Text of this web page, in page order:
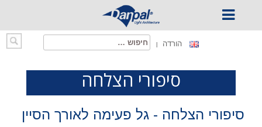
חיפוש: הורדה
סיפורי הצלחה
סיפורי הצלחה - גל פעימה לאורך הסיין